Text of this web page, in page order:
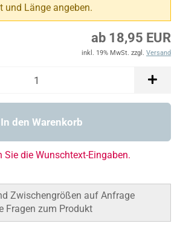
und Länge angeben.
ab 18,95 EUR
inkl. 19% MwSt. zzgl. Versand
In den Warenkorb
Sie die Wunschtext-Eingaben.
Zwischengrößen auf Anfrage
Fragen zum Produkt